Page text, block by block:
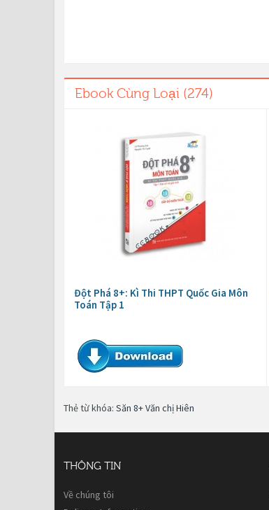
Ebook Cùng Loại (274)
Đột Phá 8+: Kì Thi THPT Quốc Gia Môn
Toán Tập 1
Thẻ từ khóa: Săn 8+ Văn chị Hiên
THÔNG TIN
Về chúng tôi